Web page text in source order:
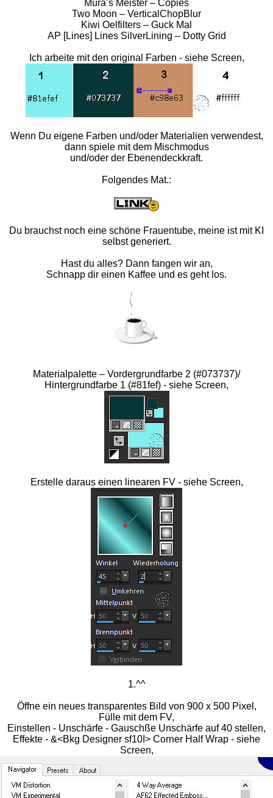
Mura’s Meister – Copies
Two Moon – VerticalChopBlur
Kiwi Oelfilters – Guck Mal
AP [Lines] Lines SilverLining – Dotty Grid
Ich arbeite mit den original Farben - siehe Screen,
Wenn Du eigene Farben und/oder Materialien verwendest,
dann spiele mit dem Mischmodus
und/oder der Ebenendeckkraft.
Folgendes Mat.:
Du brauchst noch eine schöne Frauentube, meine ist mit KI
selbst generiert.
Hast du alles? Dann fangen wir an,
Schnapp dir einen Kaffee und es geht los.
Materialpalette – Vordergrundfarbe 2 (#073737)/
Hintergrundfarbe 1 (#81fef) - siehe Screen,
Erstelle daraus einen linearen FV - siehe Screen,
1.^^
Öffne ein neues transparentes Bild von 900 x 500 Pixel,
Fülle mit dem FV,
Einstellen - Unschärfe - Gauschße Unschärfe auf 40 stellen,
Effekte - &<Bkg Designer sf10I> Corner Half Wrap - siehe
Screen,